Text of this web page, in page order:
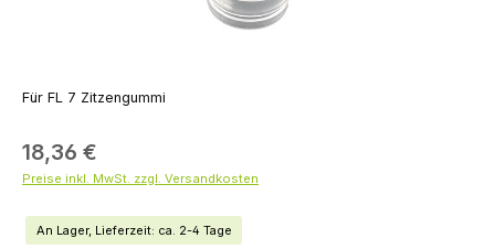
Für FL 7 Zitzengummi
18,36 €
Preise inkl. MwSt. zzgl. Versandkosten
An Lager, Lieferzeit: ca. 2-4 Tage